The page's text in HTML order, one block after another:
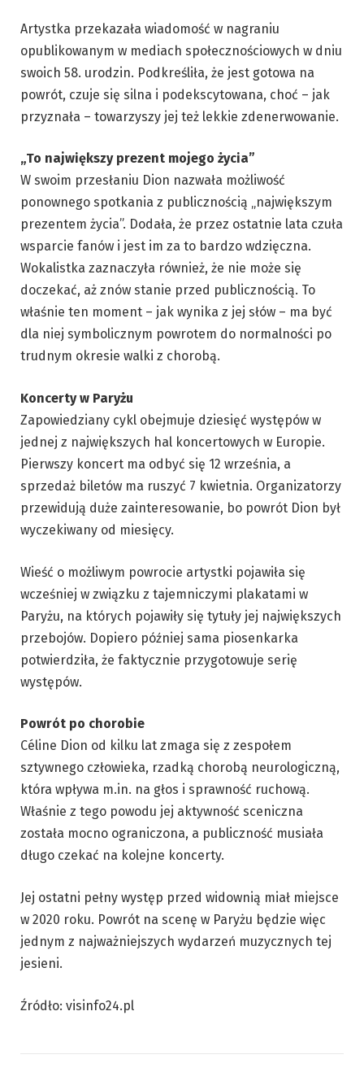
Artystka przekazała wiadomość w nagraniu
opublikowanym w mediach społecznościowych w dniu
swoich 58. urodzin. Podkreśliła, że jest gotowa na
powrót, czuje się silna i podekscytowana, choć – jak
przyznała – towarzyszy jej też lekkie zdenerwowanie.
„To największy prezent mojego życia”
W swoim przesłaniu Dion nazwała możliwość
ponownego spotkania z publicznością „największym
prezentem życia”. Dodała, że przez ostatnie lata czuła
wsparcie fanów i jest im za to bardzo wdzięczna.
Wokalistka zaznaczyła również, że nie może się
doczekać, aż znów stanie przed publicznością. To
właśnie ten moment – jak wynika z jej słów – ma być
dla niej symbolicznym powrotem do normalności po
trudnym okresie walki z chorobą.
Koncerty w Paryżu
Zapowiedziany cykl obejmuje dziesięć występów w
jednej z największych hal koncertowych w Europie.
Pierwszy koncert ma odbyć się 12 września, a
sprzedaż biletów ma ruszyć 7 kwietnia. Organizatorzy
przewidują duże zainteresowanie, bo powrót Dion był
wyczekiwany od miesięcy.
Wieść o możliwym powrocie artystki pojawiła się
wcześniej w związku z tajemniczymi plakatami w
Paryżu, na których pojawiły się tytuły jej największych
przebojów. Dopiero później sama piosenkarka
potwierdziła, że faktycznie przygotowuje serię
występów.
Powrót po chorobie
Céline Dion od kilku lat zmaga się z zespołem
sztywnego człowieka, rzadką chorobą neurologiczną,
która wpływa m.in. na głos i sprawność ruchową.
Właśnie z tego powodu jej aktywność sceniczna
została mocno ograniczona, a publiczność musiała
długo czekać na kolejne koncerty.
Jej ostatni pełny występ przed widownią miał miejsce
w 2020 roku. Powrót na scenę w Paryżu będzie więc
jednym z najważniejszych wydarzeń muzycznych tej
jesieni.
Źródło: visinfo24.pl